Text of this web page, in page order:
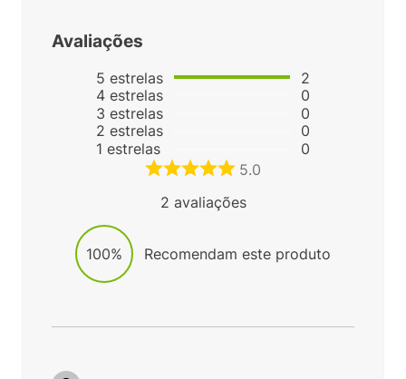
Avaliações
5 estrelas
4 estrelas
3 estrelas
2 estrelas
1 estrelas
2
0
0
0
0
5.0
2 avaliações
100% Recomendam este produto